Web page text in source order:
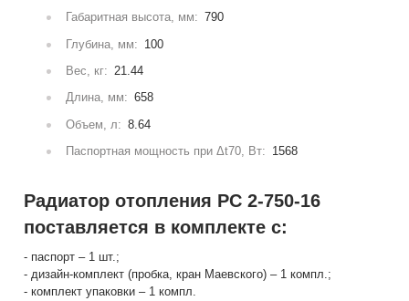
Габаритная высота, мм: 790
Глубина, мм: 100
Вес, кг: 21.44
Длина, мм: 658
Объем, л: 8.64
Паспортная мощность при Δt70, Вт: 1568
Радиатор отопления РС 2-750-16
поставляется в комплекте с:
- паспорт – 1 шт.;
- дизайн-комплект (пробка, кран Маевского) – 1 компл.;
- комплект упаковки – 1 компл.